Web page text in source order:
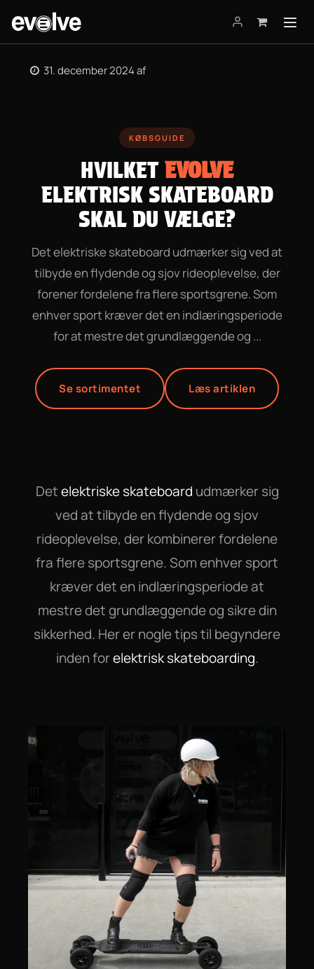
31. december 2024 af
KØBSGUIDE
HVILKET EVOLVE
ELEKTRISK SKATEBOARD
SKAL DU VÆLGE?
Det elektriske skateboard udmærker sig ved at
tilbyde en flydende og sjov rideoplevelse, der
forener fordelene fra flere sportsgrene. Som
enhver sport kræver det en indlæringsperiode
for at mestre det grundlæggende og ...
Se sortimentet Læs artiklen
Detelektriske skateboard udmærker sig
ved at tilbyde en flydende og sjov
rideoplevelse, der kombinerer fordelene
fra flere sportsgrene. Som enhver sport
kræver det en indlæringsperiode at
mestre det grundlæggende og sikre din
sikkerhed. Her er nogle tips til begyndere
inden forelektrisk skateboarding.